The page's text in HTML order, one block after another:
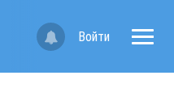
Войти